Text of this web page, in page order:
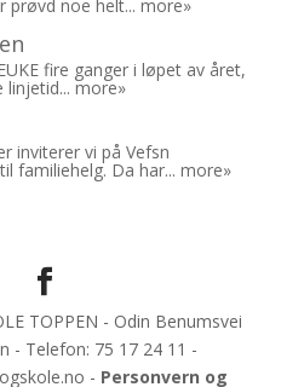
prøvd noe helt... more»
fire ganger i løpet av året,
linjetid... more»
inviterer vi på Vefsn
familiehelg. Da har... more»
TOPPEN - Odin Benumsvei
- Telefon: 75 17 24 11 -
- Personvern og